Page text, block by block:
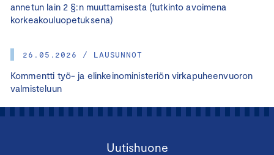
annetun lain 2 §:n muuttamisesta (tutkinto avoimena
korkeakouluopetuksena)
26.05.2026 / LAUSUNNOT
Kommentti työ- ja elinkeinoministeriön virkapuheenvuoron
valmisteluun
Uutishuone